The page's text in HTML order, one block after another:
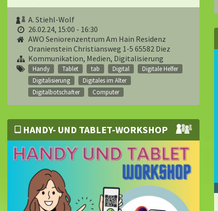
A. Stiehl-Wolf
26.02.24, 15:00 - 16:30
AWO Seniorenzentrum Am Hain Residenz
Oranienstein Christiansweg 1-5 65582 Diez
Kommunikation, Medien, Digitalisierung
Handy Tablet tab Digital
Digitale Helfer
Digitalisierung
Digitales im Alter
Digitalbotschafter
Computer
HANDY- UND TABLET-WORKSHOP